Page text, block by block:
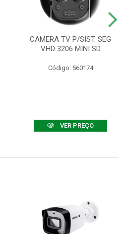
CAMERA TV P/SIST. SEG
VHD 3206 MINI SD
Código: 560174
VER PREÇO